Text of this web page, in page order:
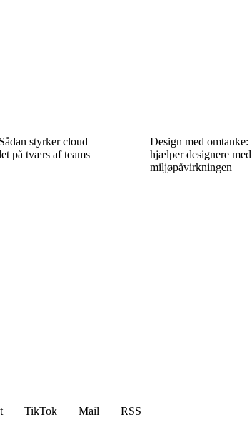
styrker cloud
på tværs af teams
Design med
hjælper designere
miljøpåvirkningen
TikTok Mail
RSS